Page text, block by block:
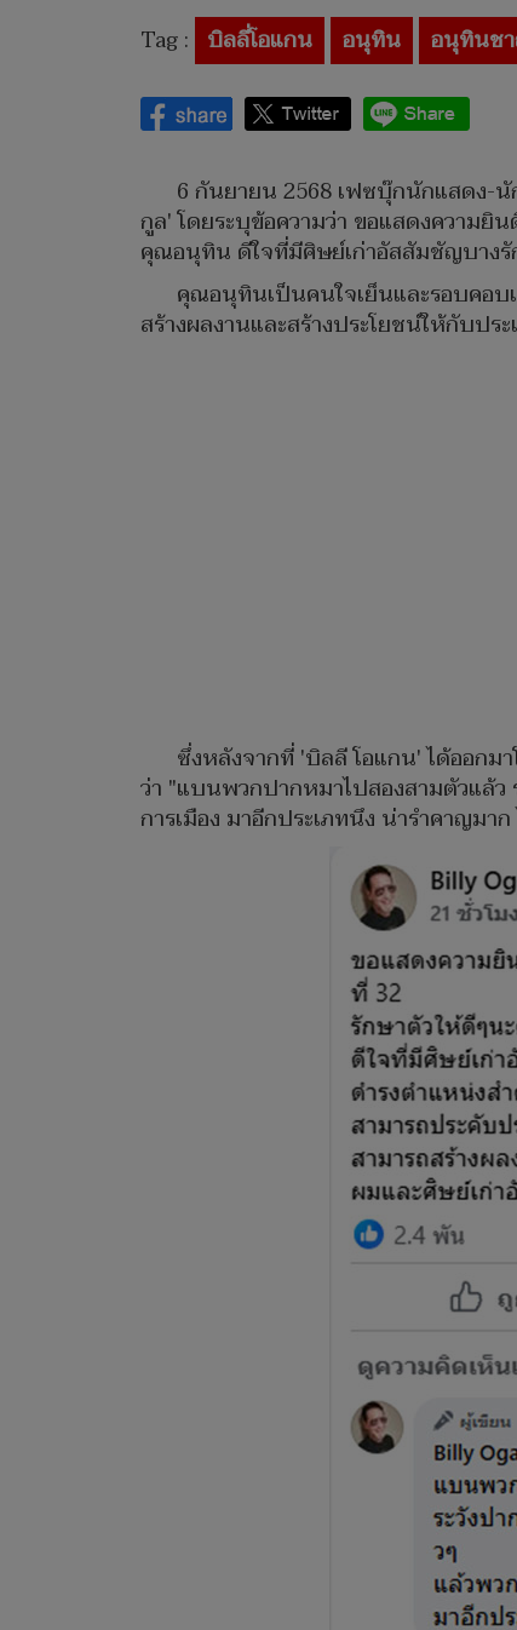
Tag : บิลลี่โอแกน อนุทิน อนุทินช
6 กันยายน 2568 เฟซบุ๊กนักแสดง-
กูล' โดยระบุข้อความว่า ขอแสดงความ
คุณอนุทิน ดีใจที่มีศิษย์เก่าอัสสัมชัญบางรั
คุณอนุทินเป็นคนใจเย็นและรอบคอบ
สร้างผลงานและสร้างประโยชน์ให้กับป
ซึ่งหลังจากที่ 'บิลลี โอแกน' ได้ออก
ว่า "แบนพวกปากหมาไปสองสามตัวแล้ว
การเมือง มาอีกประเภทนึง น่ารำคาญมา